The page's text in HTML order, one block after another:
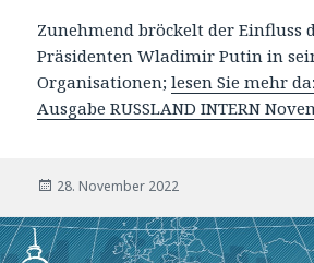
Zunehmend bröckelt der Einfluss
Präsidenten Wladimir Putin in
Organisationen;lesen Sie mehr
Ausgabe RUSSLAND INTERN
Veröffentlicht
28. November 2022